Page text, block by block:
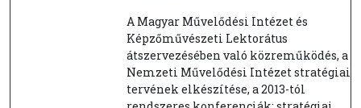
A Magyar Művelődési Intézet és
Képzőművészeti Lektorátus
átszervezésében való közreműködés, a
Nemzeti Művelődési Intézet stratégiai
tervének elkészítése, a 2013-tól